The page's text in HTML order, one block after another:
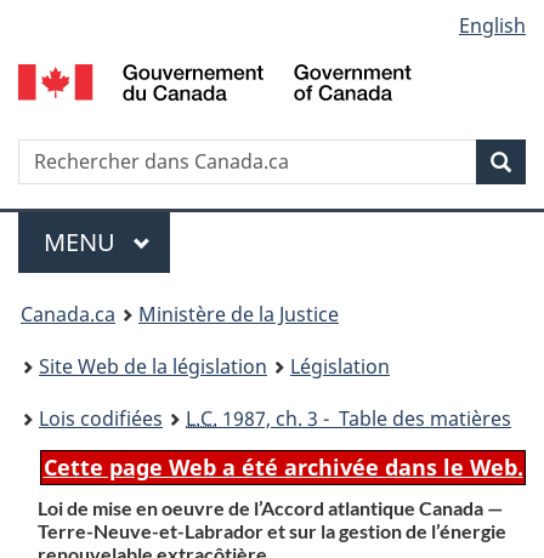
au
contenu
propos
de
la
HTML
simplifiée
selection
English
Recherche
Menu
MENU PRINCIPAL
You
are
here:
Canada.ca
Ministère de la Justice
Site Web de la législation
Législation
Lois codifiées
L.C. 1987, ch. 3 - Table des matières
Cette page Web a été archivée dans le Web.
Loi de mise en oeuvre de l’Accord atlantique Canada —
Terre-Neuve-et-Labrador et sur la gestion de l’énergie